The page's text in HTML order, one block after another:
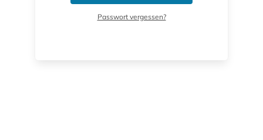
Passwort vergessen?